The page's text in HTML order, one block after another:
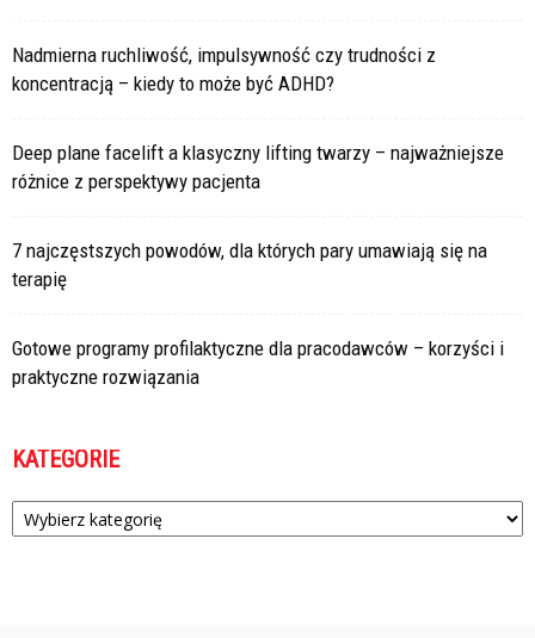
Nadmierna ruchliwość, impulsywność czy trudności z
koncentracją – kiedy to może być ADHD?
Deep plane facelift a klasyczny lifting twarzy – najważniejsze
różnice z perspektywy pacjenta
7 najczęstszych powodów, dla których pary umawiają się na
terapię
Gotowe programy profilaktyczne dla pracodawców – korzyści i
praktyczne rozwiązania
KATEGORIE
Kategorie